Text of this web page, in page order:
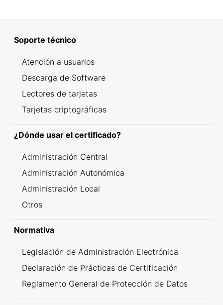
Soporte técnico
Atención a usuarios
Descarga de Software
Lectores de tarjetas
Tarjetas criptográficas
¿Dónde usar el certificado?
Administración Central
Administración Autonómica
Administración Local
Otros
Normativa
Legislación de Administración Electrónica
Declaración de Prácticas de Certificación
Reglamento General de Protección de Datos